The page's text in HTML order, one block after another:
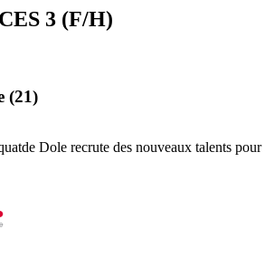
3 (F/H)
(21)
Dole recrute des nouveaux talents